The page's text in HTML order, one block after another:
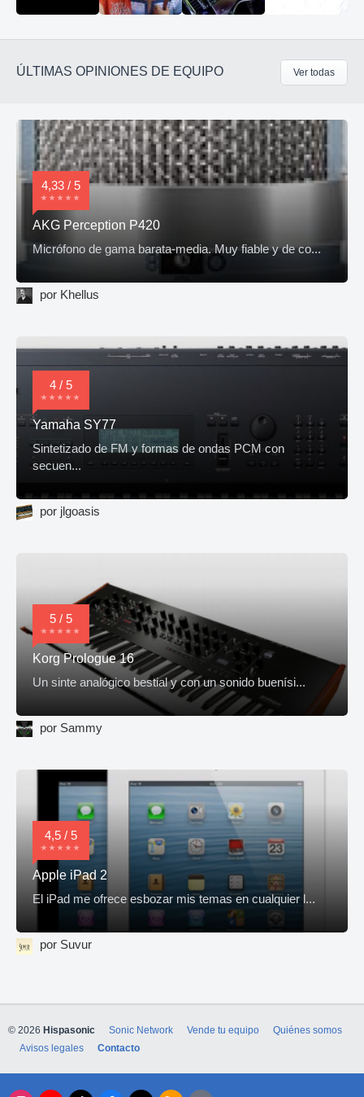
ÚLTIMAS OPINIONES DE EQUIPO Ver todas
4,33 / 5
AKG Perception P420
Micrófono de gama barata-media. Muy fiable y de co...
por Khellus
4 / 5
Yamaha SY77
Sintetizado de FM y formas de ondas PCM con
secuen...
por jlgoasis
5 / 5
Korg Prologue 16
Un sinte analógico bestial y con un sonido buenísi...
por Sammy
4,5 / 5
Apple iPad 2
El iPad me ofrece esbozar mis temas en cualquier l...
por Suvur
© 2026 Hispasonic Sonic Network Vende tu equipo
Quiénes somos
Avisos legales
Contacto